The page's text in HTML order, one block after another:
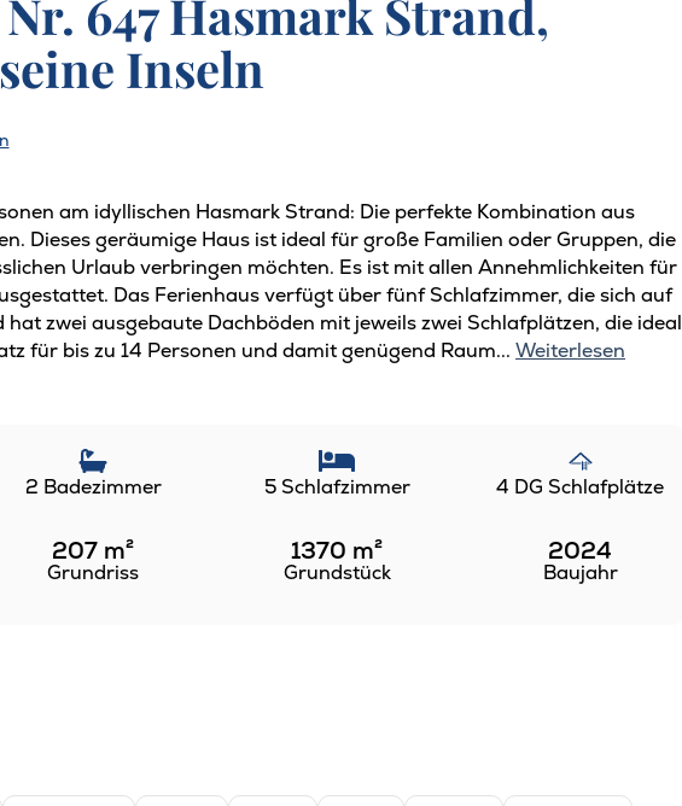
647 Hasmark Strand,
Inseln
am idyllischen Hasmark Strand: Die perfekte Kombination aus
Dieses geräumige Haus ist ideal für große Familien oder Gruppen, die
Urlaub verbringen möchten. Es ist mit allen Annehmlichkeiten für
Das Ferienhaus verfügt über fünf Schlafzimmer, die sich auf
hat zwei ausgebaute Dachböden mit jeweils zwei Schlafplätzen, die ideal
für bis zu 14 Personen und damit genügend Raum... Weiterlesen
2 Badezimmer 5 Schlafzimmer 4 DG Schlafplätze
207 m²
Grundriss
1370 m²
Grundstück
2024
Baujahr